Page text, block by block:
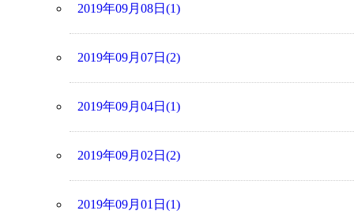
2019年09月08日(1)
2019年09月07日(2)
2019年09月04日(1)
2019年09月02日(2)
2019年09月01日(1)